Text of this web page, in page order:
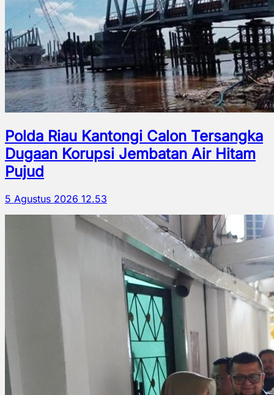
Polda Riau Kantongi Calon Tersangka
Dugaan Korupsi Jembatan Air Hitam
Pujud
5 Agustus 2026 12.53